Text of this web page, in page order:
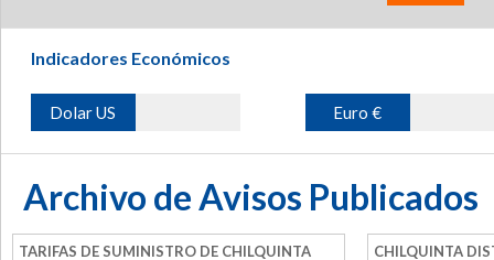
Indicadores Económicos
Dolar US Euro €
Archivo de Avisos Publicados
TARIFAS DE SUMINISTRO DE CHILQUINTA
CHILQUINTA